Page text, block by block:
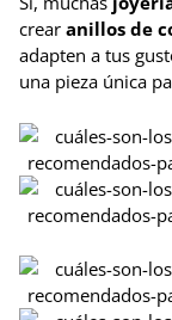
crear anillos de
adapten a tus
una pieza única